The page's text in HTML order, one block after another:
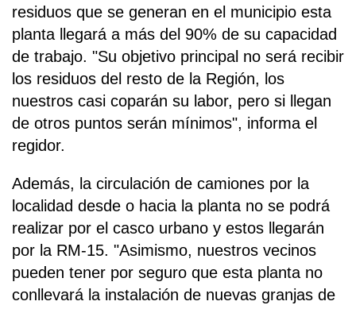
residuos que se generan en el municipio esta
planta llegará a más del 90% de su capacidad
de trabajo. "Su objetivo principal no será recibir
los residuos del resto de la Región, los
nuestros casi coparán su labor, pero si llegan
de otros puntos serán mínimos", informa el
regidor.
Además, la circulación de camiones por la
localidad desde o hacia la planta no se podrá
realizar por el casco urbano y estos llegarán
por la RM-15. "Asimismo, nuestros vecinos
pueden tener por seguro que esta planta no
conllevará la instalación de nuevas granjas de